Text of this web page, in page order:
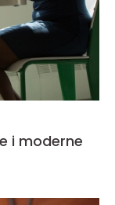
i moderne